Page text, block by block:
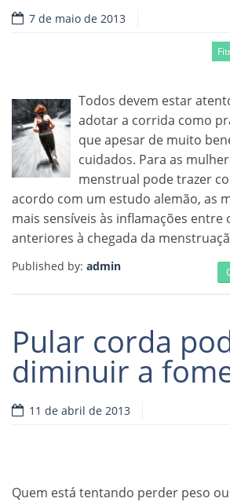
7 de maio de 2013
Todos devem estar
adotar a corrida como
que apesar de muito
cuidados. Para as
menstrual pode trazer
acordo com um estudo alemão, as
mais sensíveis às inflamações entre
anteriores à chegada da
Published by: admin
Pular corda
diminuir a
11 de abril de 2013
Quem está tentando perder peso ou